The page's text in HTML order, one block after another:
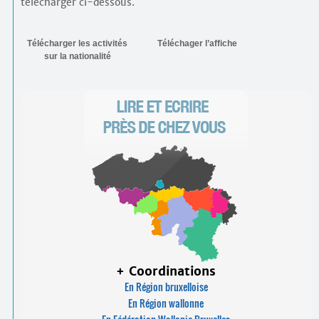
Télécharger les activités
sur la nationalité
Téléchager l’affiche
+ Coordinations
En Région bruxelloise
En Région wallonne